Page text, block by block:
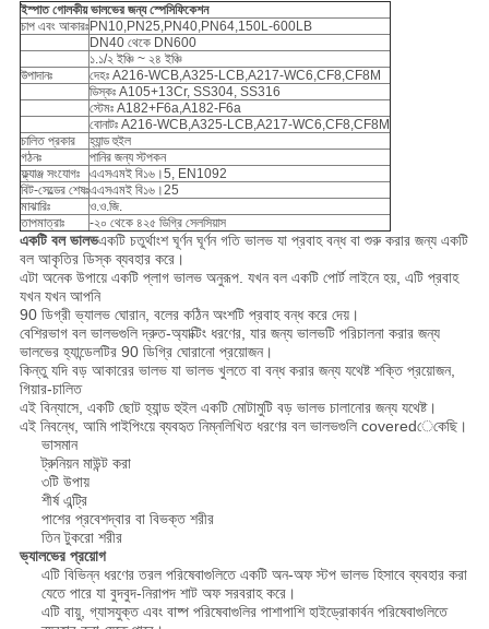
ইস্পাত গোলকীয় ভালভের জন্য স্পেসিফিকেশন
চাপ এবং আকারঃ PN10,PN25,PN40,PN64,150L-600LB
DN40 থেকে DN600
১.১/২ ইঞ্চি ~ ২৪ ইঞ্চি
উপাদানঃ
দেহঃ A216-WCB,A325-LCB,A217-WC6,CF8,CF8M
ডিস্কঃ A105+13Cr, SS304, SS316
স্টেমঃ A182+F6a,A182-F6a
বোনাটঃ A216-WCB,A325-LCB,A217-WC6,CF8,CF8M
চালিত প্রকার
হ্যান্ড হুইল
গঠনঃ
পানির জন্য স্টপকন
ফ্ল্যাঞ্জ সংযোগঃ
এএসএমই বি১৬।5, EN1092
বিট-সেল্ডের শেষঃএএসএমই বি১৬।25
মাঝারিঃ
ও.ও.জি.
তাপমাত্রাঃ
-২০ থেকে ৪২৫ ডিগ্রি সেলসিয়াস
একটি বল ভালভএকটি চতুর্থাংশ ঘূর্ণন ঘূর্ণন গতি ভালভ যা প্রবাহ বন্ধ বা শুরু করার জন্য একটি
বল আকৃতির ডিস্ক ব্যবহার করে।
এটা অনেক উপায়ে একটি প্লাগ ভালভ অনুরূপ. যখন বল একটি পোর্ট লাইনে হয়, এটি প্রবাহ
যখন যখন আপনি
90 ডিগ্রী ভ্যালভ ঘোরান, বলের কঠিন অংশটি প্রবাহ বন্ধ করে দেয়।
বেশিরভাগ বল ভালভগুলি দ্রুত-অ্যাক্টিং ধরণের, যার জন্য ভালভটি পরিচালনা করার জন্য
ভালভের হ্যান্ডেলটির 90 ডিগ্রি ঘোরানো প্রয়োজন।
কিন্তু যদি বড় আকারের ভালভ যা ভালভ খুলতে বা বন্ধ করার জন্য যথেষ্ট শক্তি প্রয়োজন,
গিয়ার-চালিত
এই বিন্যাসে, একটি ছোট হ্যান্ড হুইল একটি মোটামুটি বড় ভালভ চালানোর জন্য যথেষ্ট।
এই নিবন্ধে, আমি পাইপিংয়ে ব্যবহৃত নিম্নলিখিত ধরণের বল ভালভগুলি coveredেকেছি।
ভাসমান
ট্রুনিয়ন মাউন্ট করা
৩টি উপায়
শীর্ষ এন্ট্রি
পাশের প্রবেশদ্বার বা বিভক্ত শরীর
তিন টুকরো শরীর
ভ্যালভের প্রয়োগ
এটি বিভিন্ন ধরণের তরল পরিষেবাগুলিতে একটি অন-অফ স্টপ ভালভ হিসাবে ব্যবহার করা
যেতে পারে যা বুদবুদ-নিরাপদ শাট অফ সরবরাহ করে।
এটি বায়ু, গ্যাসযুক্ত এবং বাষ্প পরিষেবাগুলির পাশাপাশি হাইড্রোকার্বন পরিষেবাগুলিতে